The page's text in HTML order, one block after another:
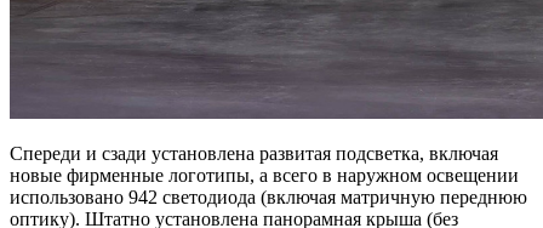
Спереди и сзади установлена развитая подсветка, включая
новые фирменные логотипы, а всего в наружном освещении
использовано 942 светодиода (включая матричную переднюю
оптику). Штатно установлена панорамная крыша (без